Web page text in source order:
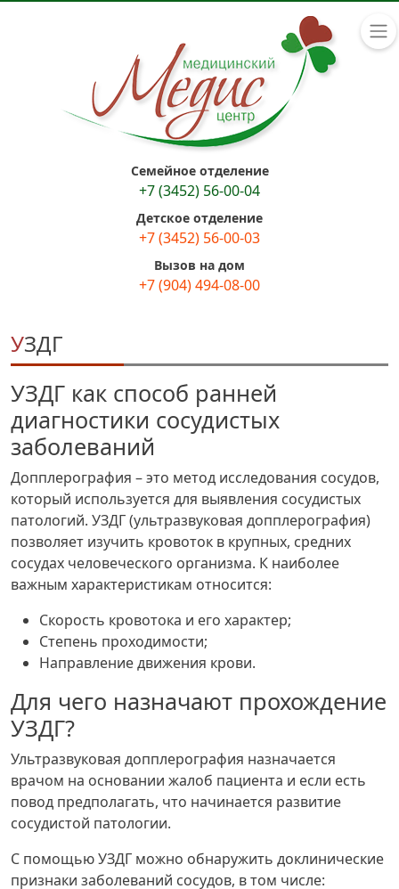
Семейное отделение
+7 (3452) 56-00-04
Детское отделение
+7 (3452) 56-00-03
Вызов на дом
+7 (904) 494-08-00
УЗДГ
УЗДГ как способ ранней
диагностики сосудистых
заболеваний
Допплерография – это метод исследования сосудов,
который используется для выявления сосудистых
патологий. УЗДГ (ультразвуковая допплерография)
позволяет изучить кровоток в крупных, средних
сосудах человеческого организма. К наиболее
важным характеристикам относится:
Скорость кровотока и его характер;
Степень проходимости;
Направление движения крови.
Для чего назначают прохождение
УЗДГ?
Ультразвуковая допплерография назначается
врачом на основании жалоб пациента и если есть
повод предполагать, что начинается развитие
сосудистой патологии.
С помощью УЗДГ можно обнаружить доклинические
признаки заболеваний сосудов, в том числе: